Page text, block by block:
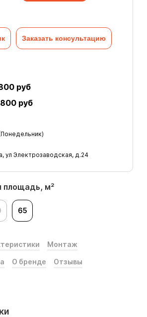
площадь, м²
65
Заказать консультацию
руб
руб
ул Электрозаводская, д.24
Монтаж
О бренде Отзывы